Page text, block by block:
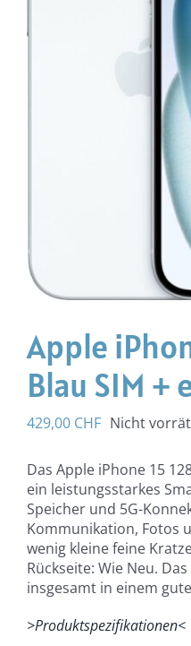
Apple
Blau SIM +
429,00 CHF Nicht
Das Apple iPhone 15
ein leistungsstarkes
Speicher und 5G-
Kommunikation, Fotos
wenig kleine feine
Rückseite: Wie Neu.
insgesamt in einem
>Produktspezifikationen<